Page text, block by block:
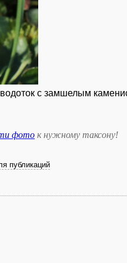
с замшелым
фото к нужному таксону!
публикаций